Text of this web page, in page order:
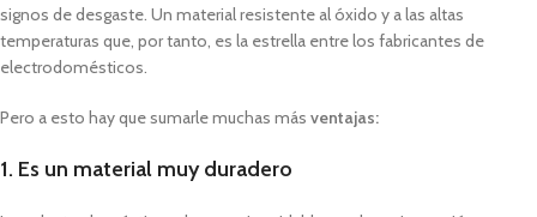
signos de desgaste. Un material resistente al óxido y a las altas
temperaturas que, por tanto, es la estrella entre los fabricantes de
electrodomésticos.
Pero a esto hay que sumarle muchas más ventajas:
1. Es un material muy duradero